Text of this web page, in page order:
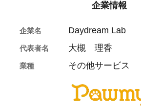
企業情報
企業名 Daydream Lab
代表者名 大槻 理香
業種 その他サービス